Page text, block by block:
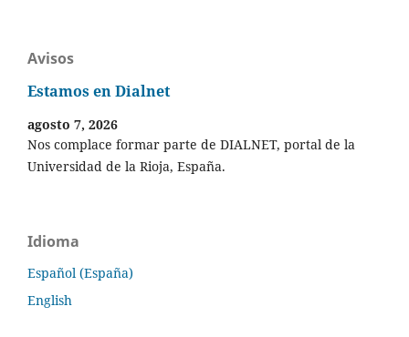
Avisos
Estamos en Dialnet
agosto 7, 2026
Nos complace formar parte de DIALNET, portal de la
Universidad de la Rioja, España.
Idioma
Español (España)
English